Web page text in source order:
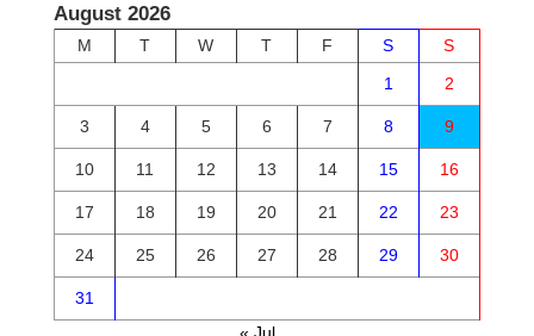
August 2026
M T W T F S
S
1
2
3 4 5 6 7 8 9
10 11 12 13 14 15 16
17 18 19 20 21 22 23
24 25 26 27 28 29 30
31
« Jul